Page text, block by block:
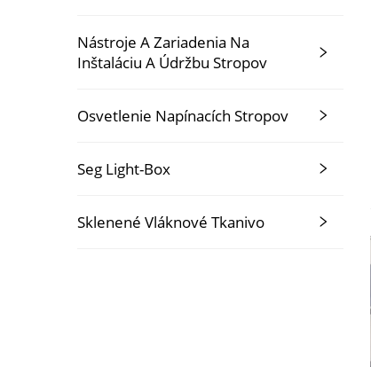
Nástroje A Zariadenia Na
Inštaláciu A Údržbu Stropov
Osvetlenie Napínacích Stropov
Seg Light-Box
Sklenené Vláknové Tkanivo